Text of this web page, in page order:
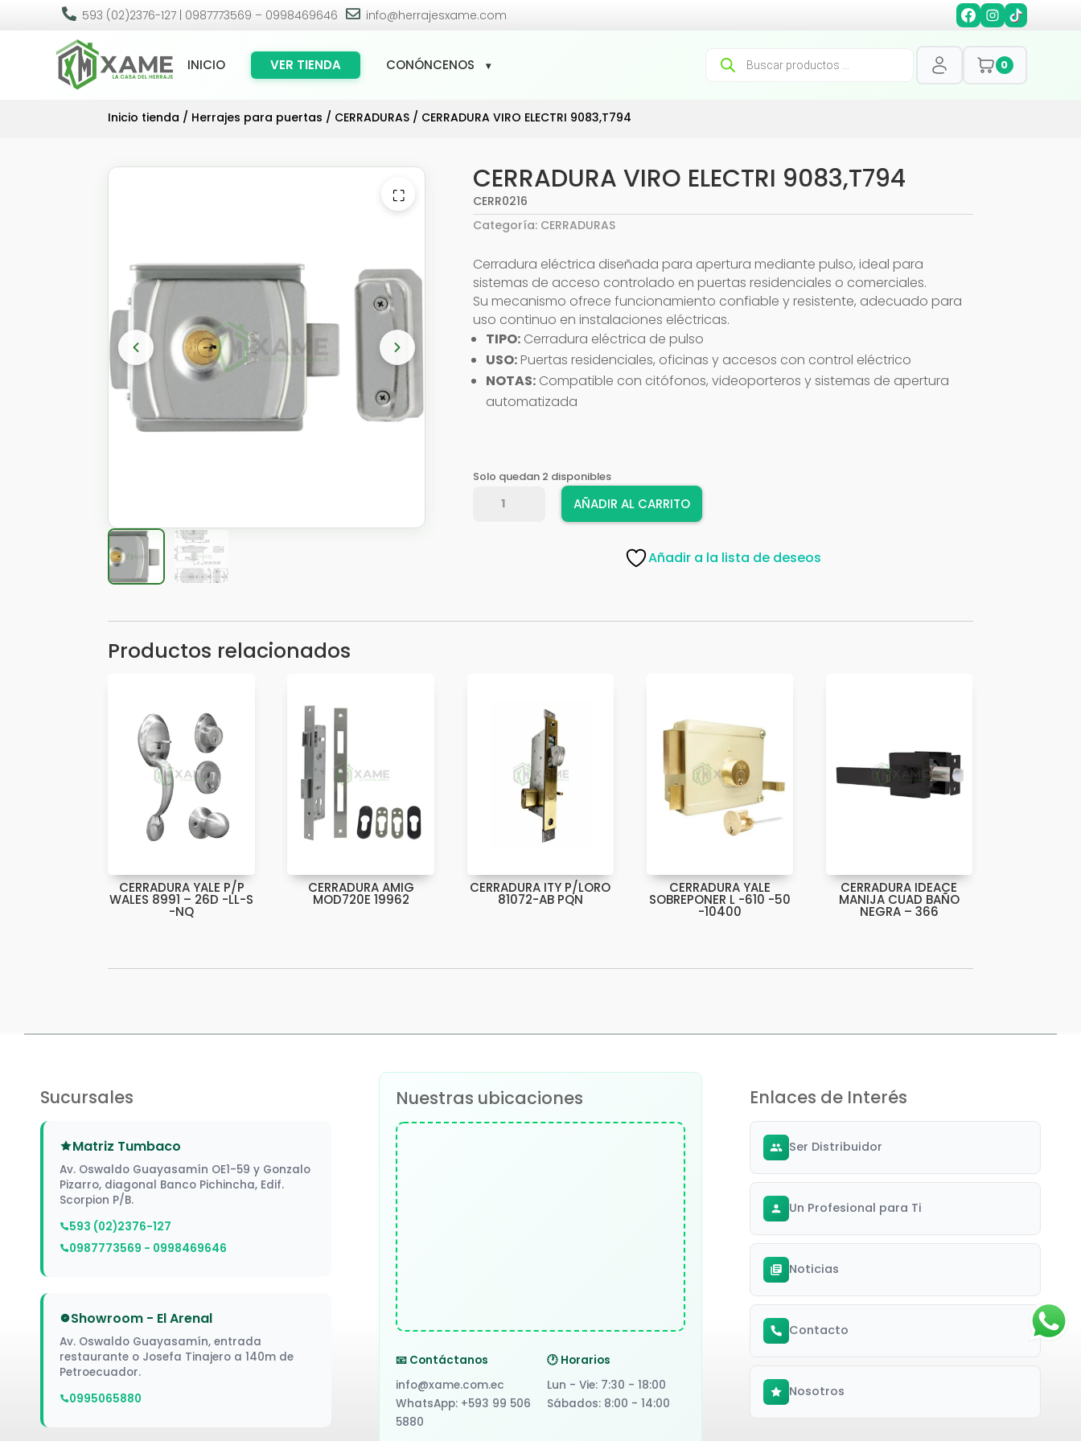
 593 (02)2376-127 | 0987773569 – 0998469646  info@herrajesxame.com
INICIO VER TIENDA CONÓNCENOS
Búsqueda
productos
0
Inicio tienda / Herrajes para puertas / CERRADURAS / CERRADURA VIRO ELECTRI 9083,T794
⛶ CERRADURA VIRO ELECTRI 9083,T794
CERR0216
Categoría: CERRADURAS
Cerradura eléctrica diseñada para apertura mediante pulso, ideal para
sistemas de acceso controlado en puertas residenciales o comerciales.
Su mecanismo ofrece funcionamiento confiable y resistente, adecuado para
uso continuo en instalaciones eléctricas.
TIPO: Cerradura eléctrica de pulso
USO: Puertas residenciales, oficinas y accesos con control eléctrico
NOTAS: Compatible con citófonos, videoporteros y sistemas de apertura
automatizada
Solo quedan 2 disponibles
AÑADIR AL CARRITO
Añadir a la lista de deseos
Productos relacionados
CERRADURA YALE P/P
WALES 8991 – 26D -LL-S
-NQ
CERRADURA AMIG
MOD720E 19962
CERRADURA ITY P/LORO
81072-AB PQN
CERRADURA YALE
SOBREPONER L -610 -50
-10400
CERRADURA IDEACE
MANIJA CUAD BAÑO
NEGRA – 366
Sucursales
Matriz Tumbaco
Av. Oswaldo Guayasamín OE1-59 y Gonzalo
Pizarro, diagonal Banco Pichincha, Edif.
Scorpion P/B.
593 (02)2376-127
0987773569 - 0998469646
Showroom - El Arenal
Av. Oswaldo Guayasamín, entrada
restaurante o Josefa Tinajero a 140m de
Petroecuador.
0995065880
Nuestras ubicaciones
📧 Contáctanos
info@xame.com.ec
WhatsApp: +593 99 506
5880
🕐 Horarios
Lun - Vie: 7:30 - 18:00
Sábados: 8:00 - 14:00
Enlaces de Interés
Ser Distribuidor
Un Profesional para Ti
Noticias
Contacto
Nosotros